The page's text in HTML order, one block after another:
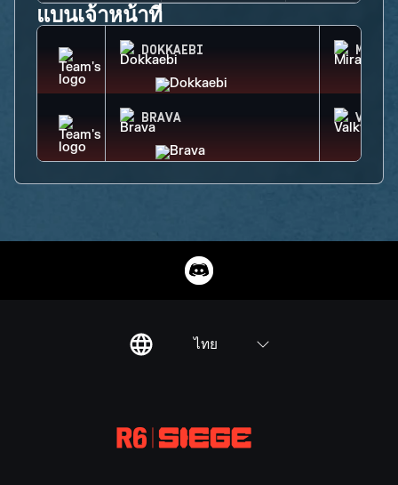
แบนเจ้าหน้าที่
DOKKAEBI MIRA
BRAVA
ไทย